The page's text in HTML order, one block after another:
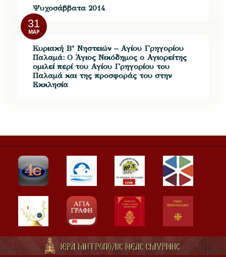
Ψυχοσάββατα 2014
31
ΜΑΡ
Κυριακή Β’ Νηστειών – Αγίου Γρηγορίου
Παλαμά: Ο Άγιος Νικόδημος ο Αγιορείτης
ομιλεί περί του Αγίου Γρηγορίου του
Παλαμά και της προσφοράς του στην
Εκκλησία